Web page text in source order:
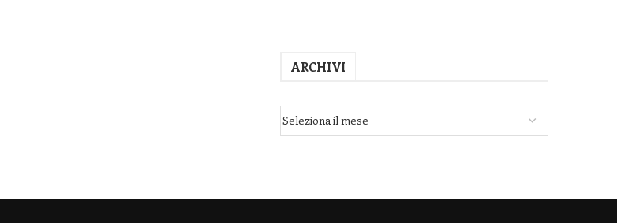
ARCHIVI